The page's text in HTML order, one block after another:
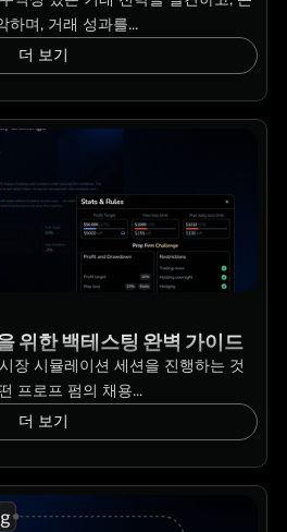
하며, 거래 성과를...
더 보기
위한 백테스팅 완벽 가이드
장 시뮬레이션 세션을 진행하는 것
프로프 펌의 채용...
더 보기